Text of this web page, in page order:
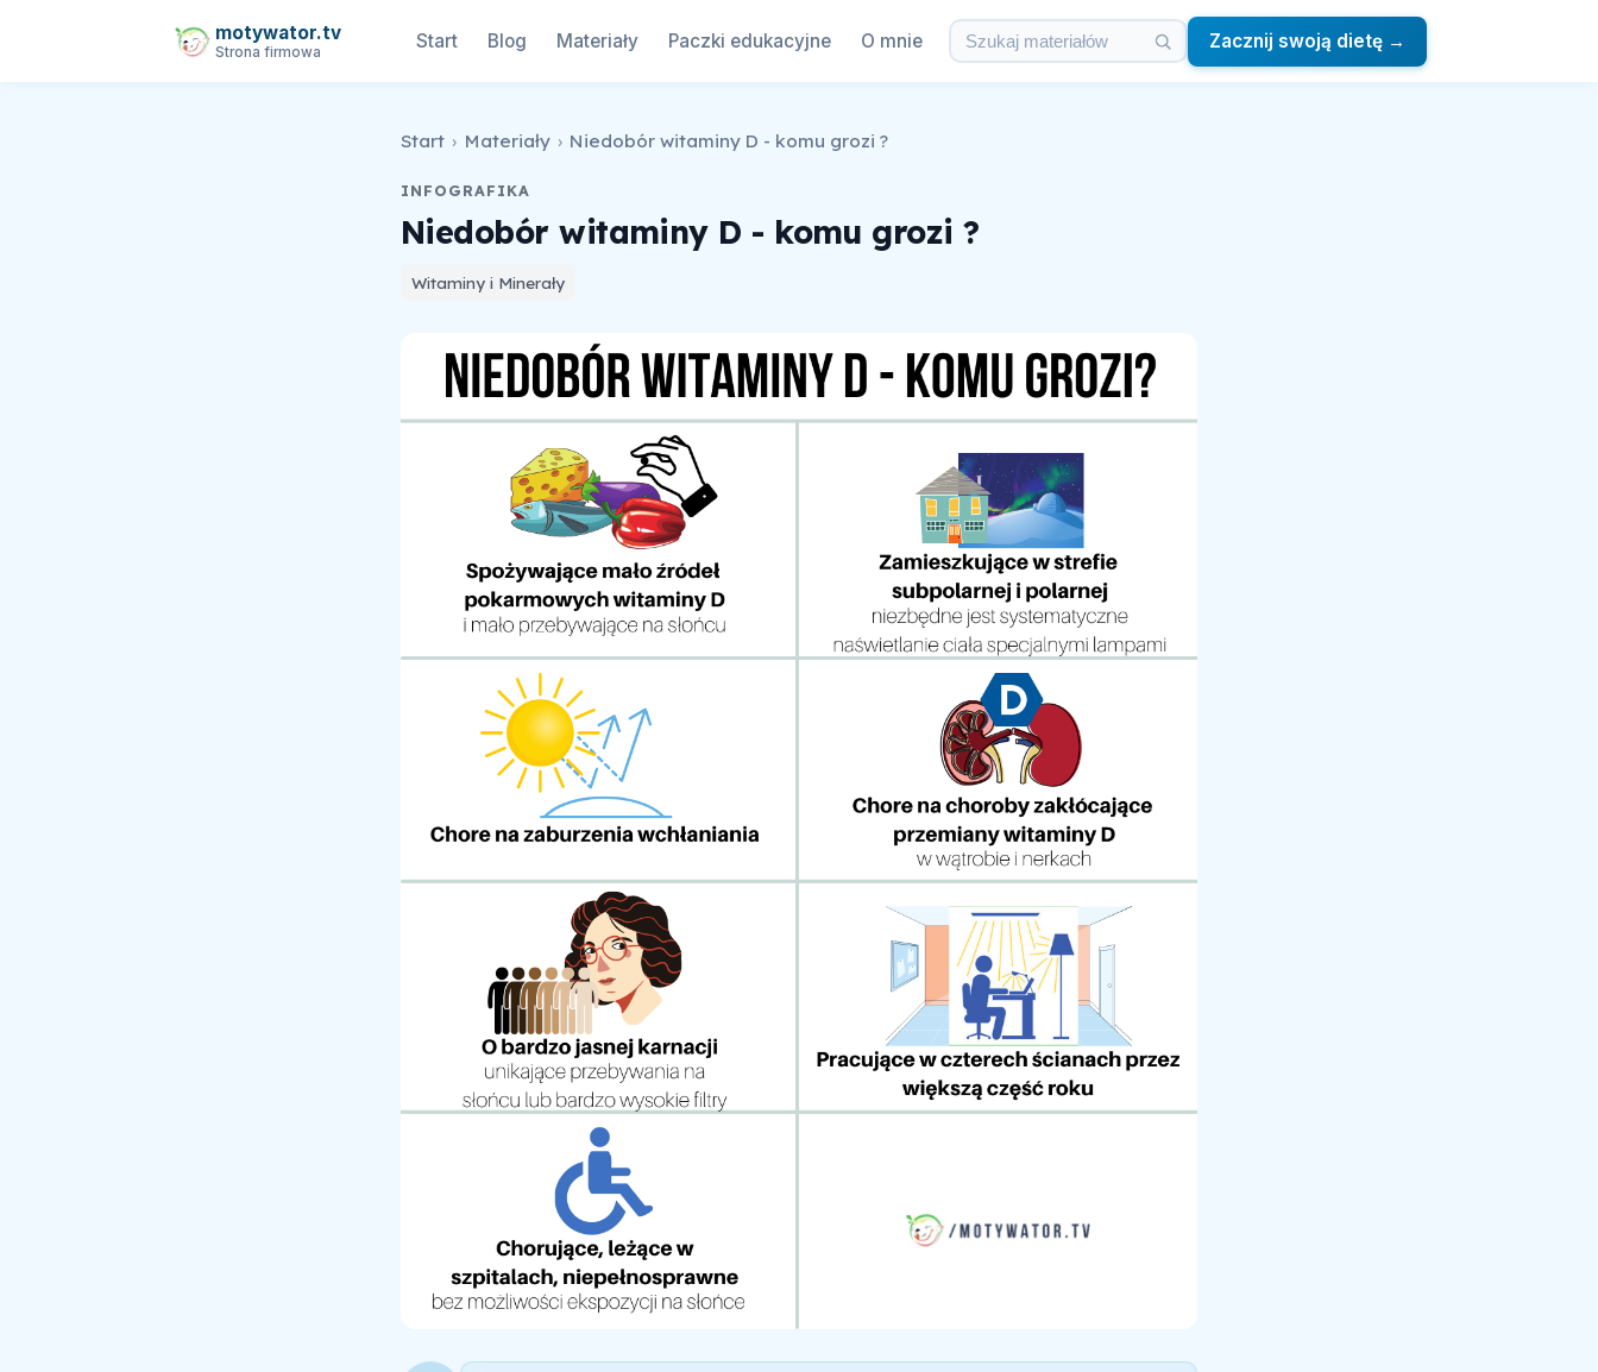
motywator.tv
Strona firmowa Start Blog Materiały Paczki edukacyjne O mnie Zacznij swoją dietę →
Start › Materiały › Niedobór witaminy D - komu grozi ?
INFOGRAFIKA
Niedobór witaminy D - komu grozi ?
Witaminy i Minerały